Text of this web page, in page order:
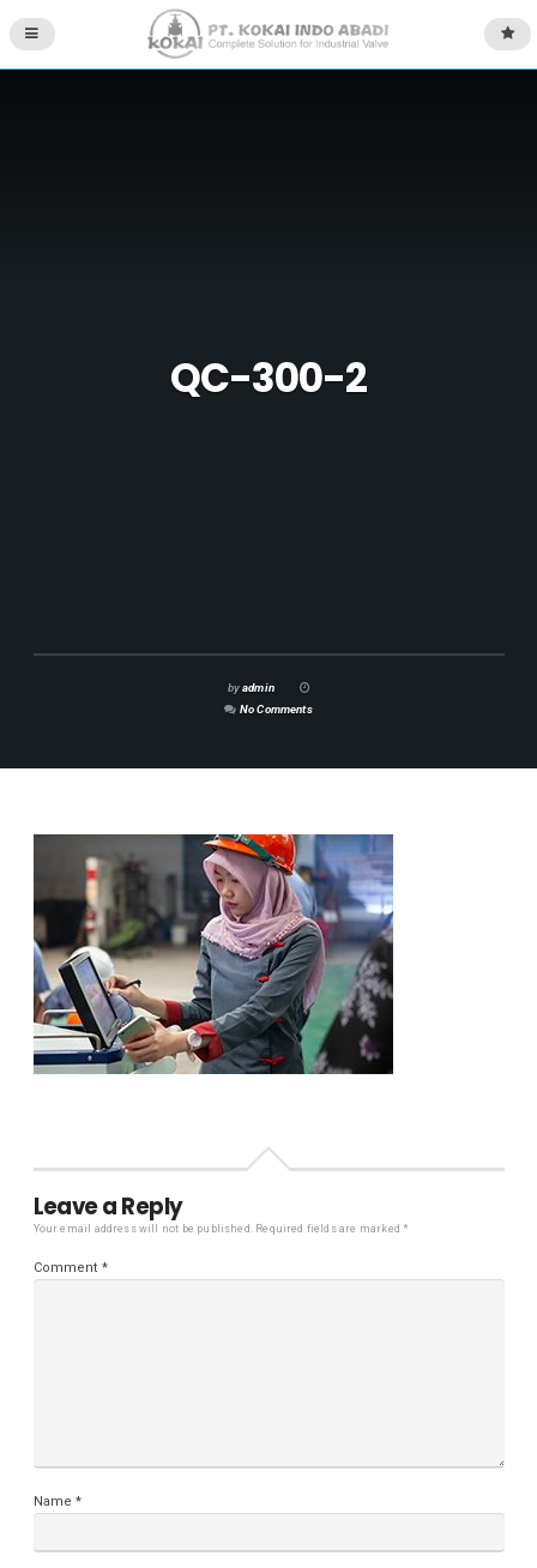
QC-300-2
byadmin
No Comments
Leave a Reply
Your email address will not be published. Required fields are marked*
Comment *
Name*